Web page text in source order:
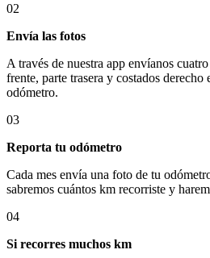
02
Envía las fotos
A través de nuestra app envíanos
frente, parte trasera y costados
odómetro.
03
Reporta tu odómetro
Cada mes envía una foto de tu
sabremos cuántos km recorriste y
04
Si recorres muchos km